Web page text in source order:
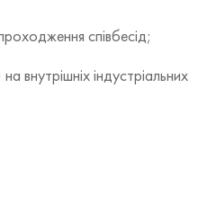
співбесід;
на внутрішніх індустріальних